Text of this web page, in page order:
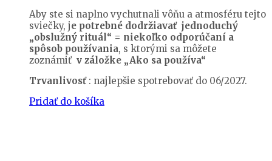
Aby ste si naplno vychutnali vôňu a atmosféru tejto
sviečky, je potrebné dodržiavať jednoduchý
„obslužný rituál“ = niekoľko odporúčaní a
spôsob používania, s ktorými sa môžete
zoznámiť v záložke „Ako sa používa“
Trvanlivosť: najlepšie spotrebovať do 06/2027.
Pridať do košíka